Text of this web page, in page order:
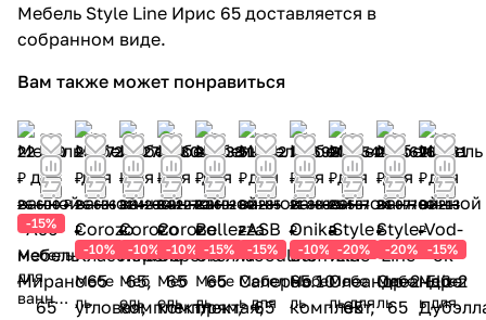
Мебель Style Line Ирис 65 доставляется в
собранном виде.
Вам также может понравиться
22 610
₽
26 600 ₽
-15%
Мебель
для
ванной
23 972
₽
26 636
₽
-10%
Мебе
ль
28 278
₽
31 420
₽
-10%
Меб
ель
30 804
₽
34 227
₽
-10%
Меб
ель
20 138
₽
23 692
₽
-15%
Мебе
ль
51 242
₽
60 285
₽
-15%
Мебел
ь для
19 692
₽
21 880
₽
-10%
Мебе
ль
20 454
₽
25 567
₽
-20%
Мебе
ль для
20 862
₽
26 077
₽
-20%
Мебе
ль
76 681
₽
90 213
₽
-15%
Мебел
ь для